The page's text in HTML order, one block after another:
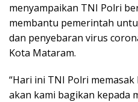
menyampaikan TNI Polri
membantu pemerintah
dan penyebaran virus
Kota Mataram.
“Hari ini TNI Polri
akan kami bagikan kepada